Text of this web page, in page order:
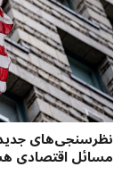
نظرسنجی‌‌های جدید:
مسائل اقتصادی